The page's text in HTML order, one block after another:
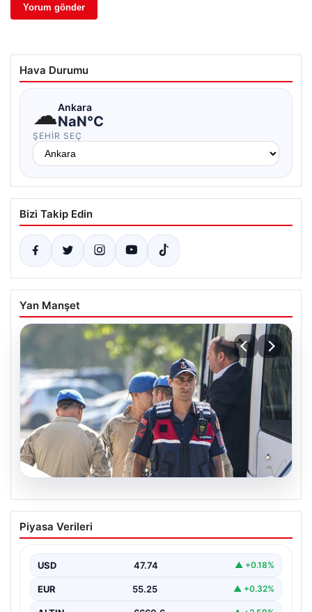
Hava Durumu
☁Ankara
NaN°C
ŞEHIR SEÇ
Bizi Takip Edin
Yan Manşet
Menderes Belediye Başkanı İlkay Çiçek
ve Çok Sayıda Kişi Tutuklandı
soruşturma kapsamında, Belediye Başkanı İlkay Çiçek
ve…
Piyasa Verileri
USD 47.74 ▲ +0.18%
EUR 55.25 ▲ +0.32%